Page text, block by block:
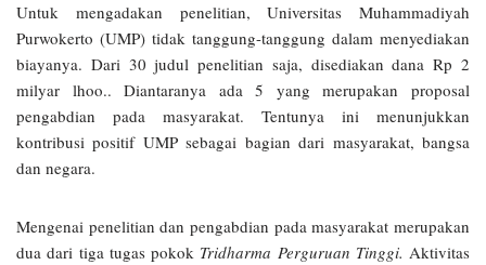
Untuk mengadakan penelitian, Universitas Muhammadiyah
Purwokerto (UMP) tidak tanggung-tanggung dalam menyediakan
biayanya. Dari 30 judul penelitian saja, disediakan dana Rp 2
milyar lhoo.. Diantaranya ada 5 yang merupakan proposal
pengabdian pada masyarakat. Tentunya ini menunjukkan
kontribusi positif UMP sebagai bagian dari masyarakat, bangsa
dan negara.
Mengenai penelitian dan pengabdian pada masyarakat merupakan
dua dari tiga tugas pokok Tridharma Perguruan Tinggi. Aktivitas